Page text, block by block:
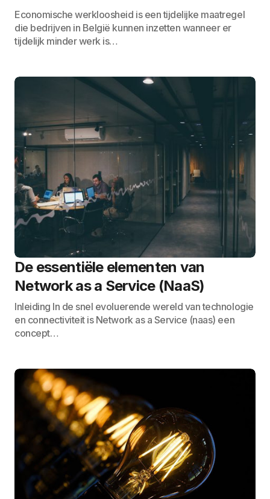
Economische werkloosheid is een tijdelijke maatregel
die bedrijven in België kunnen inzetten wanneer er
tijdelijk minder werk is…
De essentiële elementen van
Network as a Service (NaaS)
Inleiding In de snel evoluerende wereld van technologie
en connectiviteit is Network as a Service (naas) een
concept…